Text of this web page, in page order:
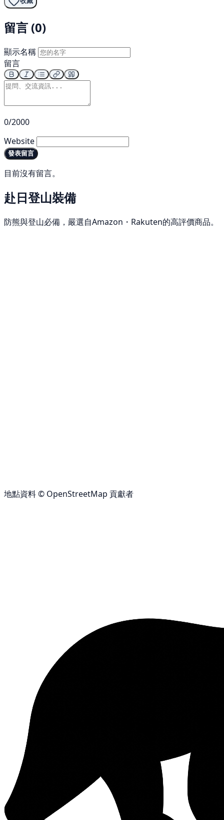
留言 (0)
顯示名稱
留言
0/2000
Website
發表留言
目前沒有留言。
赴日登山裝備
防熊與登山必備，嚴選自Amazon・Rakuten的高評價商品。
地點資料 © OpenStreetMap 貢獻者